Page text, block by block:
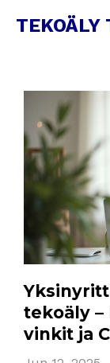
TEKOÄLY
tekoäly
vinkit ja